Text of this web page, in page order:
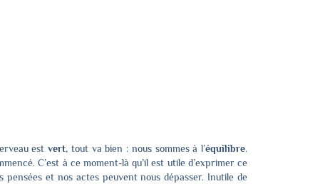
est vert, tout va bien : nous sommes à l’équilibre.
C’est à ce moment-là qu’il est utile d’exprimer ce
pensées et nos actes peuvent nous dépasser. Inutile de